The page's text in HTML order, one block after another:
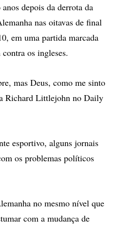
depois da derrota da
nas oitavas de final
em uma partida marcada
os ingleses.
mas Deus, como me sinto
Richard Littlejohn no Daily
esportivo, alguns jornais
os problemas políticos
no mesmo nível que
com a mudança de